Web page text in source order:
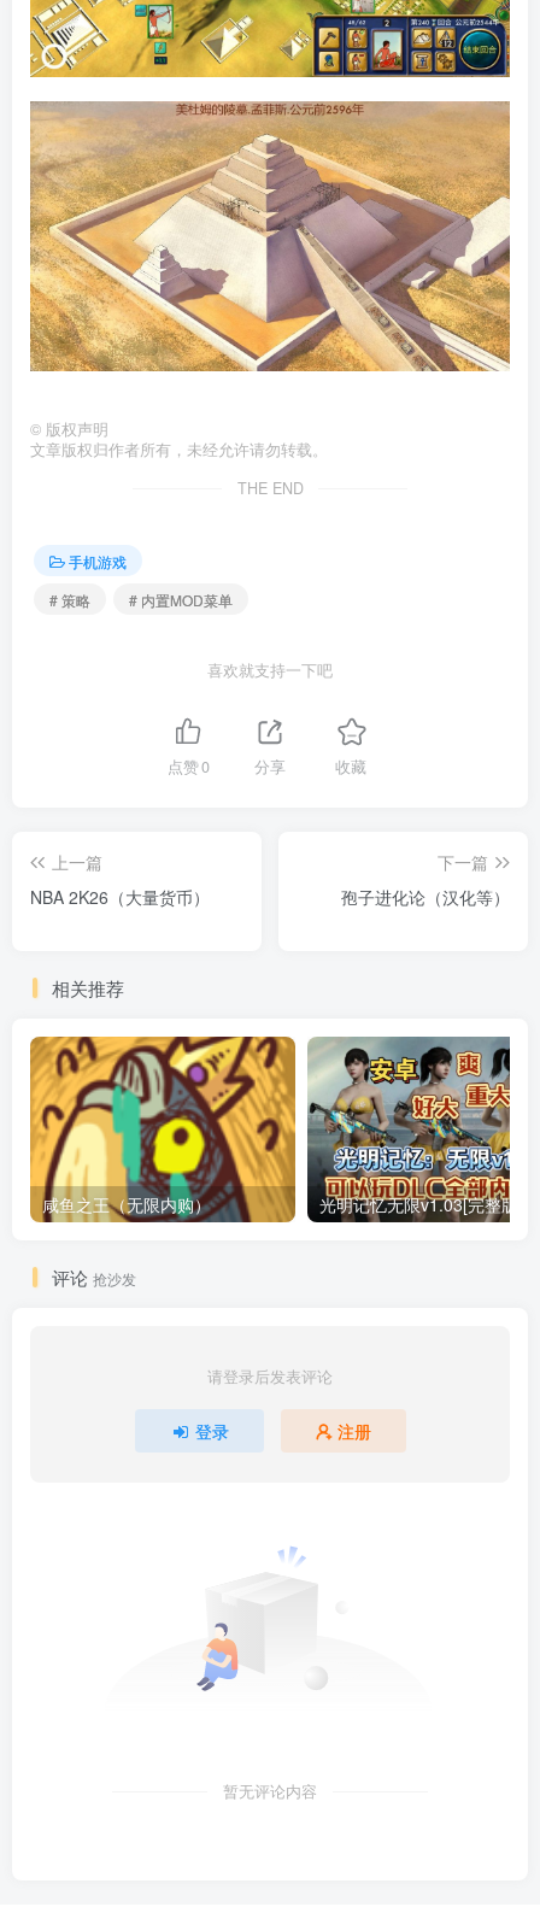
© 版权声明
文章版权归作者所有，未经允许请勿转载。
THE END
手机游戏
# 策略
# 内置MOD菜单
喜欢就支持一下吧
点赞0 分享 收藏
上一篇
NBA 2K26（大量货币）
下一篇
孢子进化论（汉化等）
相关推荐
咸鱼之王（无限内购）
评论 抢沙发
请登录后发表评论
登录 注册
暂无评论内容